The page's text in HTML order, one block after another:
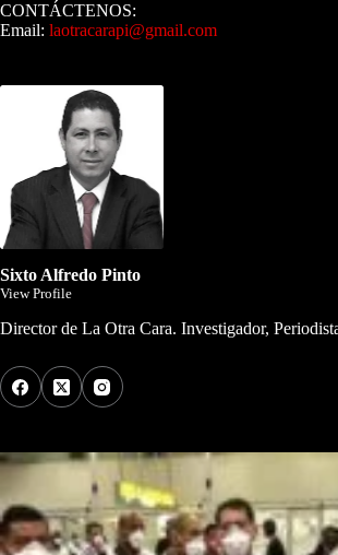
CONTÁCTENOS:
Email: laotracarapi@gmail.com
Sixto Alfredo Pinto
View Profile
Director de La Otra Cara. Investigador,